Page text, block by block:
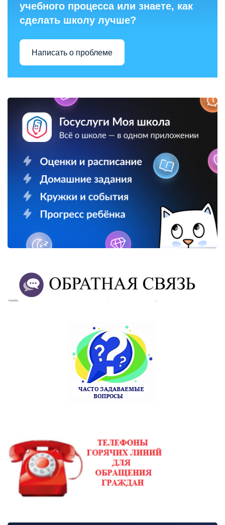
учебного процесса или знаете, как
сделать школу лучше?
Написать о проблеме